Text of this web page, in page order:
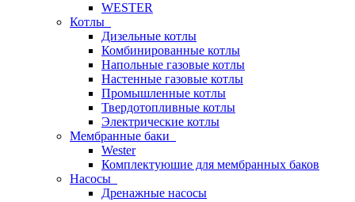
WESTER
Котлы
Дизельные котлы
Комбинированные котлы
Напольные газовые котлы
Настенные газовые котлы
Промышленные котлы
Твердотопливные котлы
Электрические котлы
Мембранные баки
Wester
Комплектуюшие для мембранных баков
Насосы
Дренажные насосы